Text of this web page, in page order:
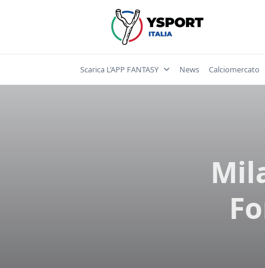
Scarica L’APP FANTASY News Calciomercato